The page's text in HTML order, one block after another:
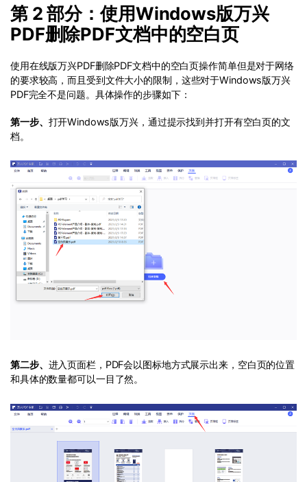
第 2 部分：使用Windows版万兴
PDF删除PDF文档中的空白页
使用在线版万兴PDF删除PDF文档中的空白页操作简单但是对于网络
的要求较高，而且受到文件大小的限制，这些对于Windows版万兴
PDF完全不是问题。具体操作的步骤如下：
第一步、 打开Windows版万兴，通过提示找到并打开有空白页的文
档。
第二步、 进入页面栏，PDF会以图标地方式展示出来，空白页的位置
和具体的数量都可以一目了然。